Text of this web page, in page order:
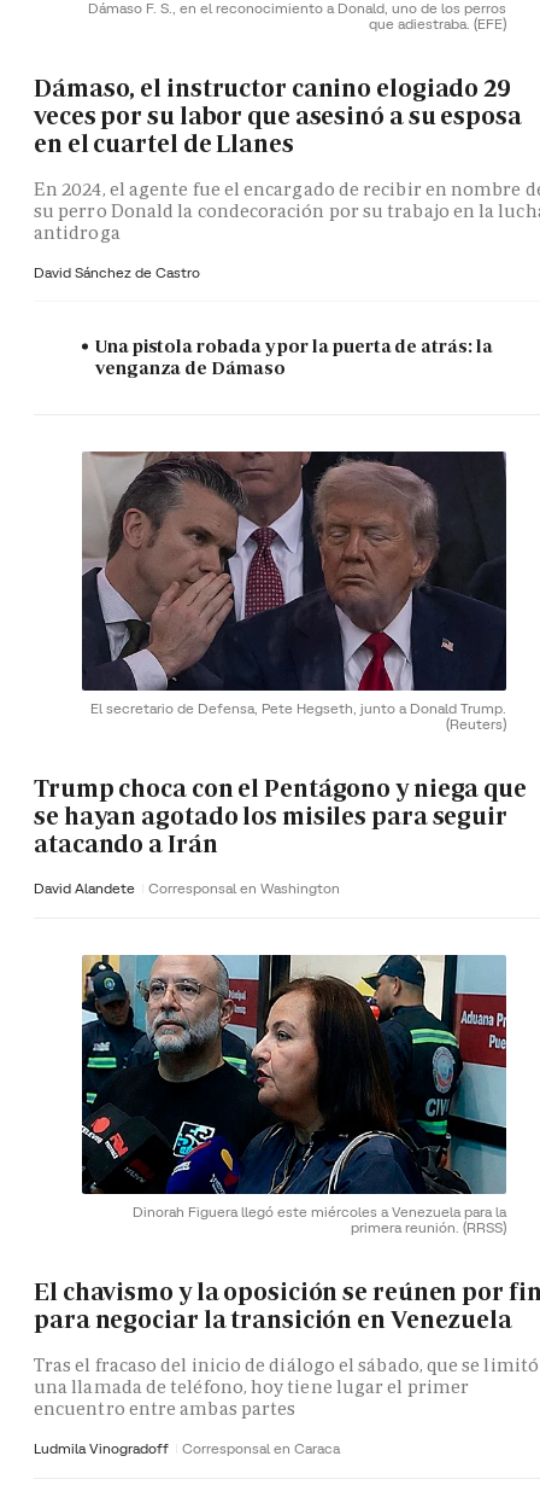
Dámaso F. S., en el reconocimiento a Donald, uno de los perros
que adiestraba. (EFE)
Dámaso, el instructor canino elogiado 29
veces por su labor que asesinó a su esposa
en el cuartel de Llanes
En 2024, el agente fue el encargado de recibir en nombre
su perro Donald la condecoración por su trabajo en la
antidroga
David Sánchez de Castro
Una pistola robada y por la puerta de atrás: la
venganza de Dámaso
El secretario de Defensa, Pete Hegseth, junto a Donald Trump.
(Reuters)
Trump choca con el Pentágono y niega que
se hayan agotado los misiles para seguir
atacando a Irán
David Alandete Corresponsal en Washington
Dinorah Figuera llegó este miércoles a Venezuela para la
primera reunión. (RRSS)
El chavismo y la oposición se reúnen por
para negociar la transición en Venezuela
Tras el fracaso del inicio de diálogo el sábado, que se
una llamada de teléfono, hoy tiene lugar el primer
encuentro entre ambas partes
Ludmila Vinogradoff Corresponsal en Caraca